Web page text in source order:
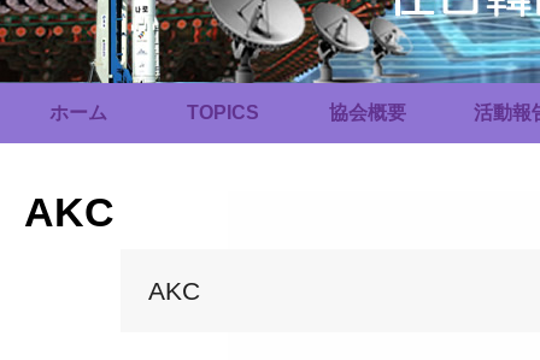
ホーム TOPICS 協会概要 活動報
AKC
AKC